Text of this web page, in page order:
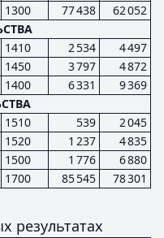
1300 77 438
62 052
1410 2 534
4 497
1450 3 797
4 872
1400 6 331
9 369
1510 539
2 045
1520 1 237
4 835
1500 1 776
6 880
1700 85 545 78 301
результатах